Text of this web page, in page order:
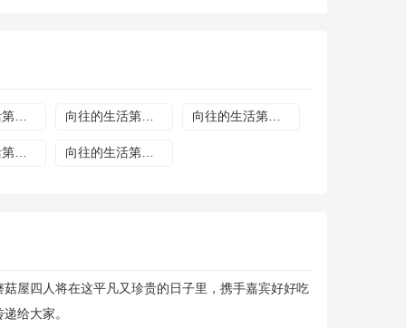
四人将在这平凡又珍贵的日子里，携手嘉宾好好吃
给大家。